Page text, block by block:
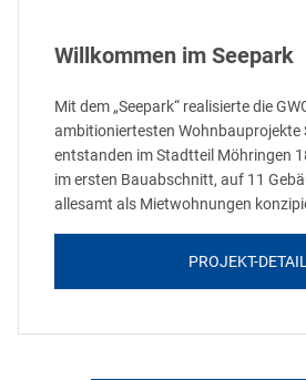
Willkommen im Seepark
Mit dem „Seepark“ realisierte die
ambitioniertesten Wohnbauprojekte
entstanden im Stadtteil Möhringen
im ersten Bauabschnitt, auf 11
allesamt als Mietwohnungen
PROJEKT-DETAIL